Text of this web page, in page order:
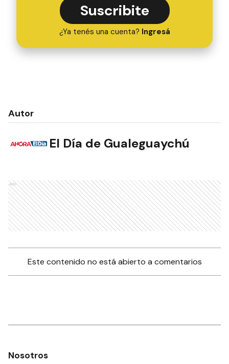
Suscribite
¿Ya tenés una cuenta? Ingresá
Autor
El Día de Gualeguaychú
Ads
Este contenido no está abierto a comentarios
Nosotros